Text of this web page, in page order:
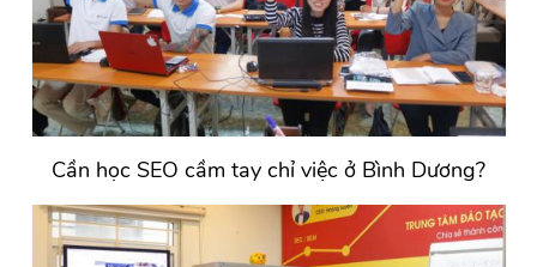
Cần học SEO cầm tay chỉ việc ở Bình Dương?